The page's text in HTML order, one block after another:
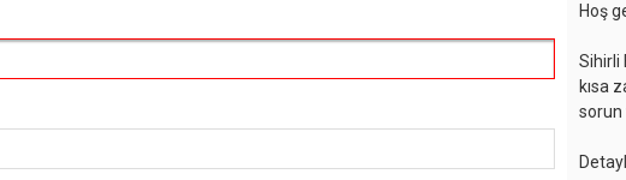
Hoş
Sihirli
kısa
sorun